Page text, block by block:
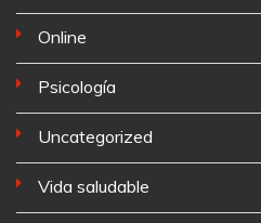
Online
Psicología
Uncategorized
Vida saludable